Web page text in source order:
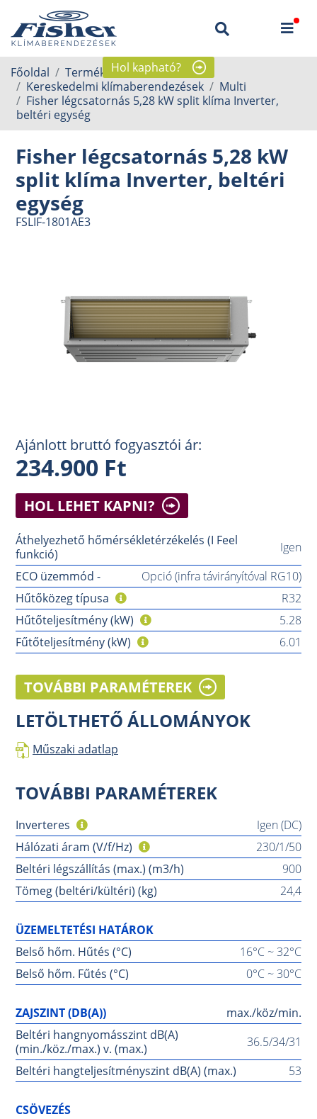
Hol kapható?
Főoldal
Termékek
Kereskedelmi klímaberendezések
Multi
Fisher légcsatornás 5,28 kW split klíma Inverter,
beltéri egység
Fisher légcsatornás 5,28 kW
split klíma Inverter, beltéri
egység
FSLIF-1801AE3
Ajánlott bruttó fogyasztói ár:
234.900 Ft
HOL LEHET KAPNI?
Hűtőközeg típusa
R32
Hűtőteljesítmény (kW)
5.28
Fűtőteljesítmény (kW)
6.01
Áthelyezhető hőmérsékletérzékelés (I Feel
funkció)
Igen
ECO üzemmód -
Opció (infra távirányítóval RG10)
TOVÁBBI PARAMÉTEREK
LETÖLTHETŐ ÁLLOMÁNYOK
Műszaki adatlap
TOVÁBBI PARAMÉTEREK
Inverteres
Igen (DC)
Hálózati áram (V/f/Hz)
230/1/50
Beltéri légszállítás (max.) (m3/h)
900
Tömeg (beltéri/kültéri) (kg)
24,4
ÜZEMELTETÉSI HATÁROK
Belső hőm. Hűtés (°C)
16°C ~ 32°C
Belső hőm. Fűtés (°C)
0°C ~ 30°C
ZAJSZINT (DB(A))
max./köz/min.
Beltéri hangnyomásszint dB(A)
(min./köz./max.) v. (max.)
36.5/34/31
Beltéri hangteljesítményszint dB(A) (max.)
53
CSÖVEZÉS